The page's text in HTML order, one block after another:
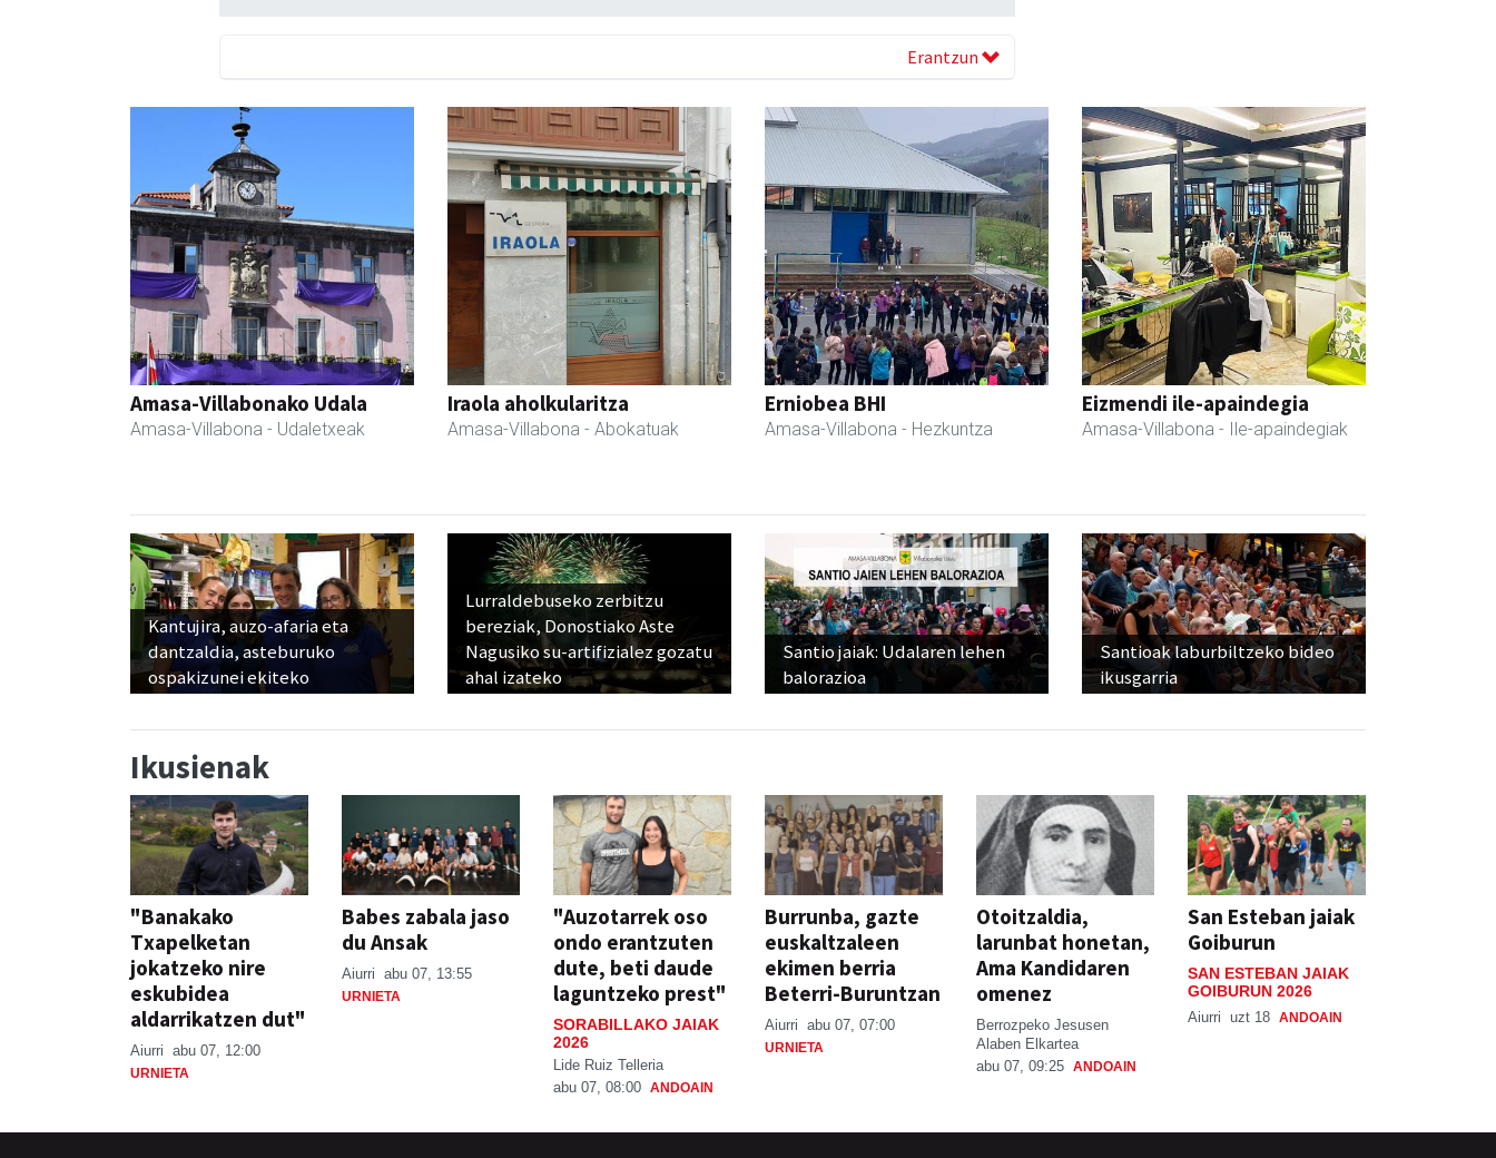
Erantzun
Amasa-Villabonako Udala
Amasa-Villabona - Udaletxeak
Iraola aholkularitza
Amasa-Villabona - Abokatuak
Erniobea BHI
Amasa-Villabona - Hezkuntza
Eizmendi ile-apaindegia
Amasa-Villabona - Ile-apaindegiak
Kantujira, auzo-afaria eta
dantzaldia, asteburuko
ospakizunei ekiteko
Lurraldebuseko zerbitzu
bereziak, Donostiako Aste
Nagusiko su-artifizialez gozatu
ahal izateko
Santio jaiak: Udalaren lehen
balorazioa
Santioak laburbiltzeko bideo
ikusgarria
Ikusienak
"Banakako
Txapelketan
jokatzeko nire
eskubidea
aldarrikatzen dut"
Aiurri abu 07, 12:00
URNIETA
Babes zabala jaso
du Ansak
Aiurri abu 07, 13:55
URNIETA
"Auzotarrek oso
ondo erantzuten
dute, beti daude
laguntzeko prest"
SORABILLAKO JAIAK
2026
Lide Ruiz Telleria
abu 07, 08:00 ANDOAIN
Burrunba, gazte
euskaltzaleen
ekimen berria
Beterri-Buruntzan
Aiurri abu 07, 07:00
URNIETA
Otoitzaldia,
larunbat honetan,
Ama Kandidaren
omenez
Berrozpeko Jesusen
Alaben Elkartea
abu 07, 09:25 ANDOAIN
San Esteban jaiak
Goiburun
SAN ESTEBAN JAIAK
GOIBURUN 2026
Aiurri uzt 18 ANDOAIN